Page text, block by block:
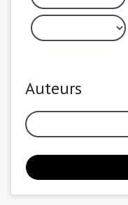
Auteurs